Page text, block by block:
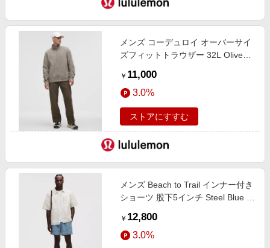
メンズ コーデュロイ オーバーサイ
ズフィットトラウザー 32L Olive
￥ 11,000
3.0%
ストアにすすむ
メンズ Beach to Trail インナー付き
ショーツ 股下5インチ Steel Blue サ
￥ 12,800
3.0%